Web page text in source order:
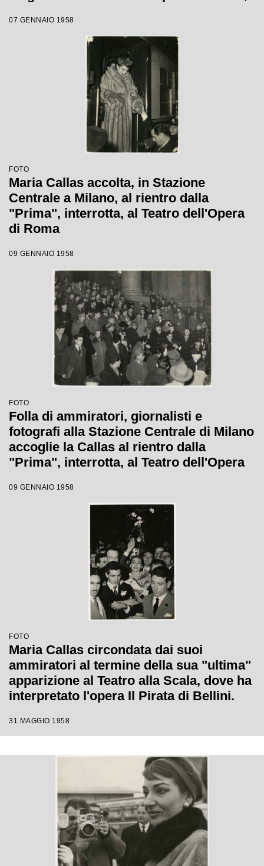
Bellini, alla fine del primo atto si ritirò in
camerino a causa di una brutta
raucedine e non rientrò in scena
07 GENNAIO 1958
FOTO
Maria Callas accolta, in Stazione
Centrale a Milano, al rientro dalla
"Prima", interrotta, al Teatro dell'Opera
di Roma
09 GENNAIO 1958
FOTO
Folla di ammiratori, giornalisti e
fotografi alla Stazione Centrale di Milano
accoglie la Callas al rientro dalla
"Prima", interrotta, al Teatro dell'Opera
09 GENNAIO 1958
FOTO
Maria Callas circondata dai suoi
ammiratori al termine della sua "ultima"
apparizione al Teatro alla Scala, dove ha
interpretato l'opera Il Pirata di Bellini.
31 MAGGIO 1958